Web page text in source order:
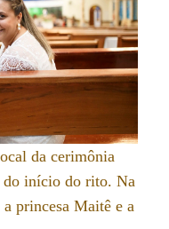
da cerimônia
do início do rito. Na
princesa Maitê e a